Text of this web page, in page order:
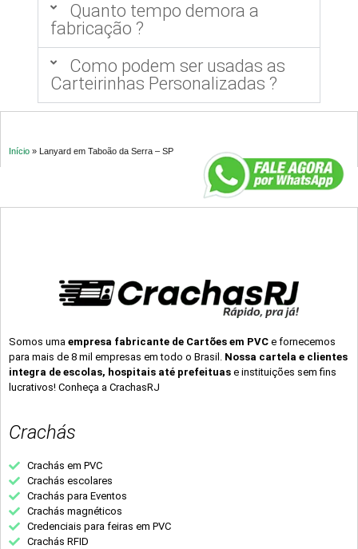
Quanto tempo demora a
fabricação ?
Como podem ser usadas as
Carteirinhas Personalizadas ?
Início » Lanyard em Taboão da Serra – SP
Somos uma empresa fabricante de Cartões em PVC e fornecemos
para mais de 8 mil empresas em todo o Brasil. Nossa cartela e clientes
integra de escolas, hospitais até prefeituas e instituições sem fins
lucrativos! Conheça a CrachasRJ
Crachás
Crachás em PVC
Crachás escolares
Crachás para Eventos
Crachás magnéticos
Credenciais para feiras em PVC
Crachás RFID